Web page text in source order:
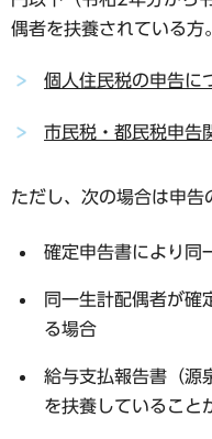
偶者を扶養されている方。
個人住民税の申告に
市民税・都民税申告
ただし、次の場合は申告
確定申告書により同
同一生計配偶者が確
る場合
給与支払報告書（源
を扶養していること